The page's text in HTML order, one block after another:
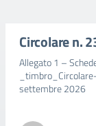
Circolare n.
Allegato 1 –
settembre 2026